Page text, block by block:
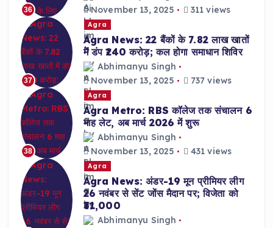
36
November 13, 2025
311 views
37
Agra
Agra News: 22 बैंकों के 7.82 लाख खातों
में डंप ₹240 करोड़; कल होगा समाधान शिविर
Abhimanyu Singh
November 13, 2025
737 views
38
Agra
Agra Metro: RBS कॉलेज तक संचालन 6
माह लेट, अब मार्च 2026 में शुरू
Abhimanyu Singh
November 13, 2025
431 views
Agra
Agra News: अंडर-19 मून प्रीमियर लीग
26 नवंबर से सेंट जोंस मैदान पर; विजेता को
₹31,000
Abhimanyu Singh